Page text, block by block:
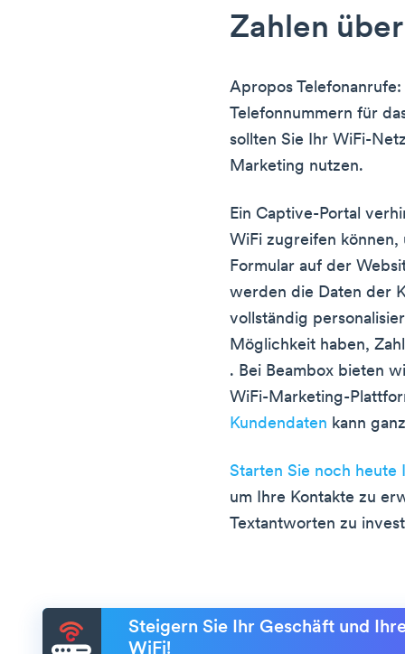
Zahlen
Apropos
Telefonnummern für
sollten Sie Ihr WiFi-
Marketing nutzen.
Ein Captive-Portal
WiFi zugreifen
Formular auf der
werden die Daten der
vollständig
Möglichkeit haben,
. Bei Beambox bieten
WiFi-Marketing-
Kundendaten kann
Starten Sie noch heute
um Ihre Kontakte zu
Textantworten zu
Steigern Sie Ihr Geschäft und
WiFi!